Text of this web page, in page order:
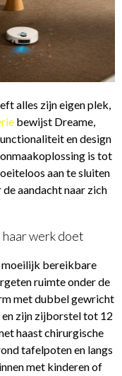
alles zijn eigen plek,
bewijst Dreame,
en design
is tot
aan te sluiten
aandacht naar zich
werk doet
moeilijk bereikbare
ruimte onder de
met dubbel gewricht
zijn zijborstel tot 12
haast chirurgische
tafelpoten en langs
met kinderen of